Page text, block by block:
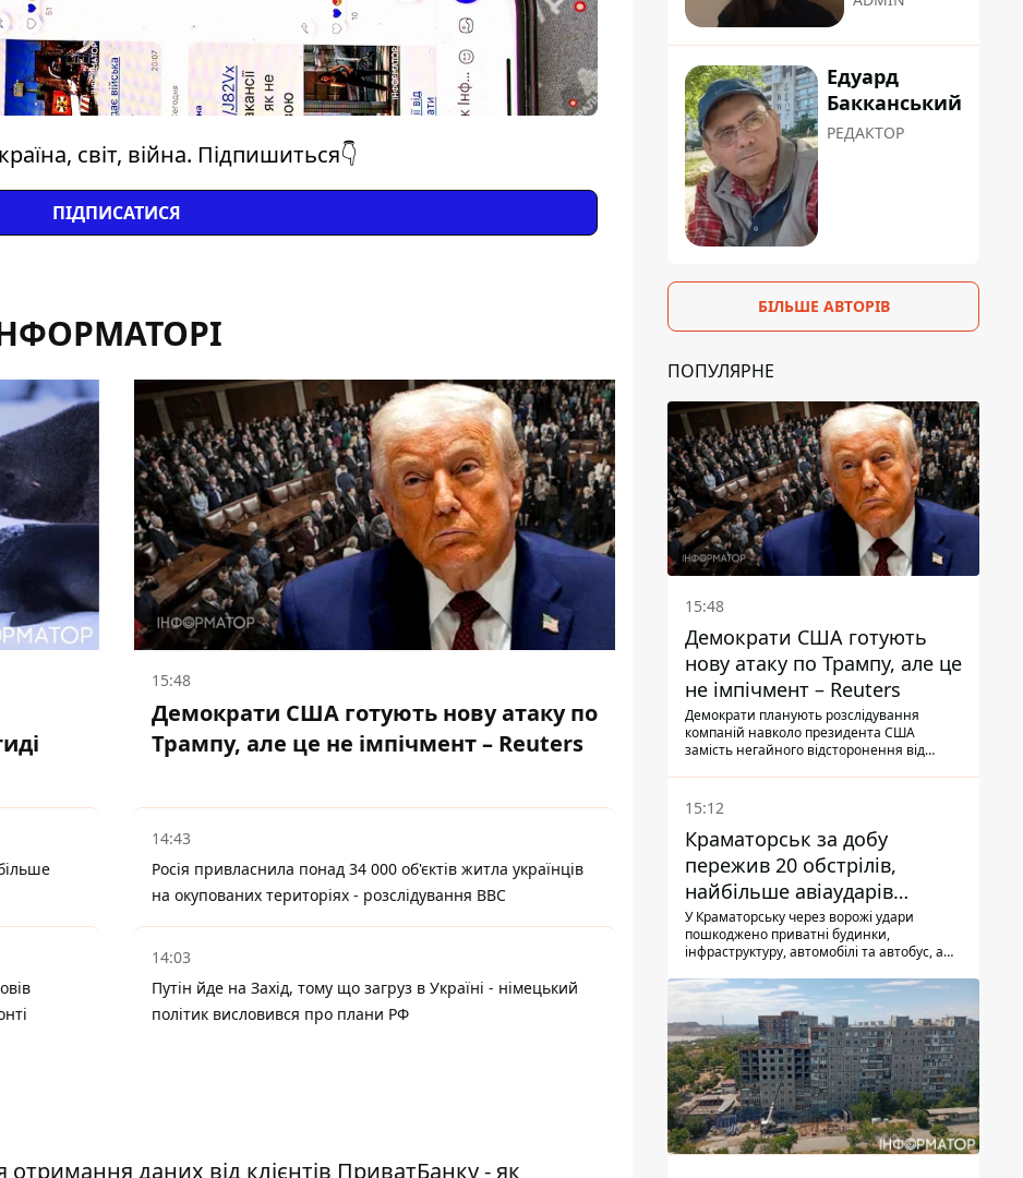
світ, війна. Підпишиться👇
ПІДПИСАТИСЯ
15:48
Демократи США готують нову атаку по
Трампу, але це не імпічмент – Reuters
14:43
Росія привласнила понад 34 000 об'єктів житла українців
на окупованих територіях - розслідування BBC
14:03
Путін йде на Захід, тому що загруз в Україні - німецький
політик висловився про плани РФ
даних від клієнтів ПриватБанку - як
Едуард
Бакканський
РЕДАКТОР
БІЛЬШЕ АВТОРІВ
ПОПУЛЯРНЕ
15:48
Демократи США готують
нову атаку по Трампу, але це
не імпічмент – Reuters
Демократи планують розслідування
компаній навколо президента США
замість негайного відсторонення від
15:12
Краматорськ за добу
пережив 20 обстрілів,
найбільше авіаударів
КАБ-250
У Краматорську через ворожі удари
пошкоджено приватні будинки,
інфраструктуру, автомобілі та автобус, а
одна людина і ще 15 отримали поранення